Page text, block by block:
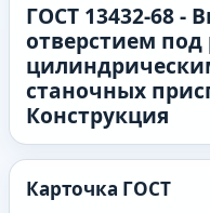
ГОСТ 13432-68-
отверстием под
станочных
Конструкция
Карточка ГОСТ